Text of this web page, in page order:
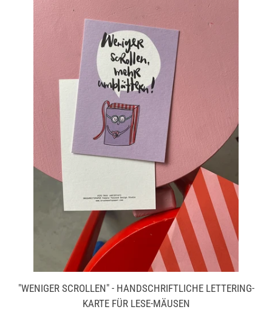
"WENIGER SCROLLEN" - HANDSCHRIFTLICHE LETTERING-
KARTE FÜR LESE-MÄUSEN